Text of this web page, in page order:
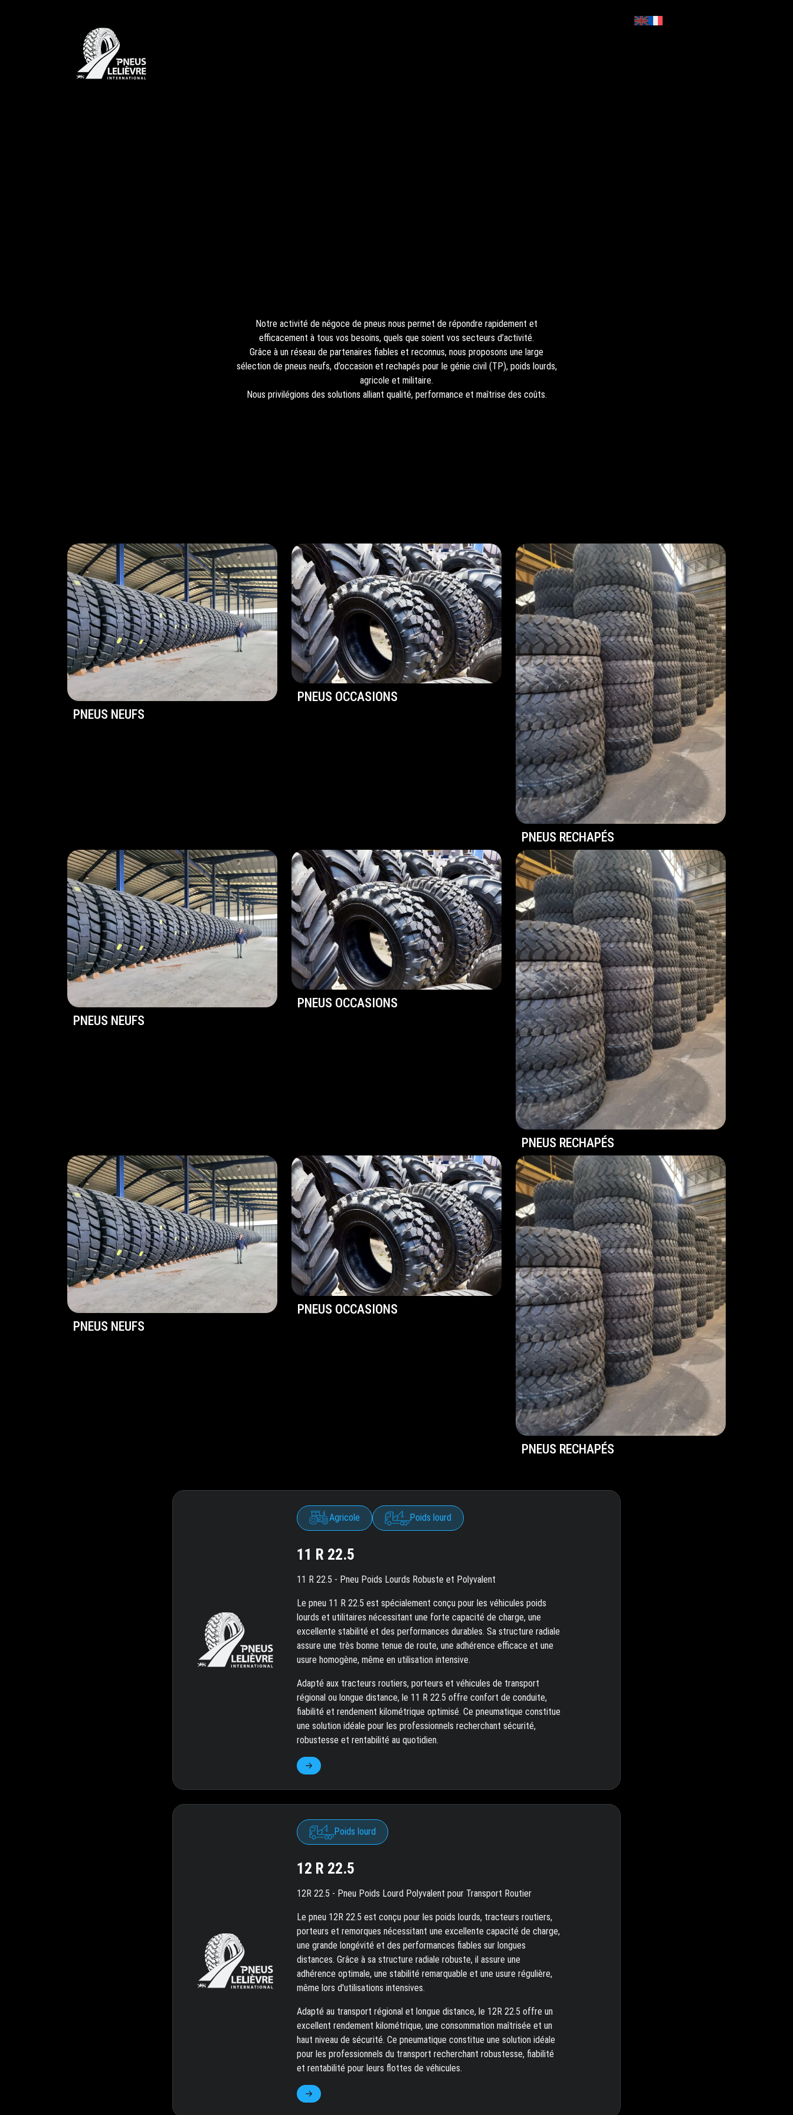
Notre activité de négoce de pneus nous permet de répondre rapidement et
efficacement à tous vos besoins, quels que soient vos secteurs d’activité.
Grâce à un réseau de partenaires fiables et reconnus, nous proposons une large
sélection de pneus neufs, d’occasion et rechapés pour le génie civil (TP), poids lourds,
agricole et militaire.
Nous privilégions des solutions alliant qualité, performance et maîtrise des coûts.
PNEUS NEUFS
PNEUS OCCASIONS
PNEUS RECHAPÉS
PNEUS NEUFS
PNEUS OCCASIONS
PNEUS RECHAPÉS
PNEUS NEUFS
PNEUS OCCASIONS
PNEUS RECHAPÉS
Agricole Poids lourd
11 R 22.5
11 R 22.5 - Pneu Poids Lourds Robuste et Polyvalent
Le pneu 11 R 22.5 est spécialement conçu pour les véhicules poids
lourds et utilitaires nécessitant une forte capacité de charge, une
excellente stabilité et des performances durables. Sa structure radiale
assure une très bonne tenue de route, une adhérence efficace et une
usure homogène, même en utilisation intensive.
Adapté aux tracteurs routiers, porteurs et véhicules de transport
régional ou longue distance, le 11 R 22.5 offre confort de conduite,
fiabilité et rendement kilométrique optimisé. Ce pneumatique constitue
une solution idéale pour les professionnels recherchant sécurité,
robustesse et rentabilité au quotidien.
Poids lourd
12 R 22.5
12R 22.5 - Pneu Poids Lourd Polyvalent pour Transport Routier
Le pneu 12R 22.5 est conçu pour les poids lourds, tracteurs routiers,
porteurs et remorques nécessitant une excellente capacité de charge,
une grande longévité et des performances fiables sur longues
distances. Grâce à sa structure radiale robuste, il assure une
adhérence optimale, une stabilité remarquable et une usure régulière,
même lors d'utilisations intensives.
Adapté au transport régional et longue distance, le 12R 22.5 offre un
excellent rendement kilométrique, une consommation maîtrisée et un
haut niveau de sécurité. Ce pneumatique constitue une solution idéale
pour les professionnels du transport recherchant robustesse, fiabilité
et rentabilité pour leurs flottes de véhicules.